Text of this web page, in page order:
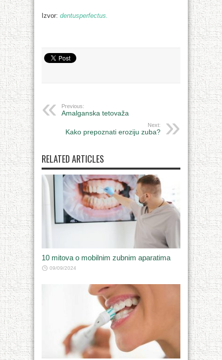
Izvor: dentusperfectus.
Previous:
Amalganska tetovaža
Next:
Kako prepoznati eroziju zuba?
RELATED ARTICLES
10 mitova o mobilnim zubnim aparatima
09/09/2024